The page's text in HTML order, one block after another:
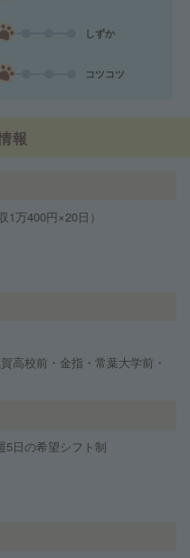
しずか
コツコツ
報
万400円×20日）
高校前・金指・常葉大学前・
5日の希望シフト制